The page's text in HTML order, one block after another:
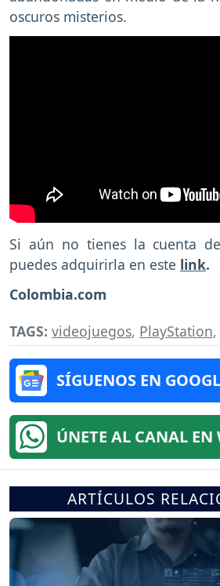
oscuros misterios.
Si aún no tienes la cuenta
puedes adquirirla en este link.
Colombia.com
TAGS: videojuegos, PlayStation,
SÍGUENOS EN
ÚNETE AL CANAL EN
ARTÍCULOS